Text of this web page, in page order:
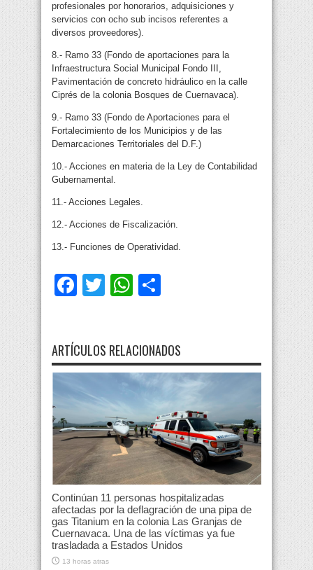
profesionales por honorarios, adquisiciones y
servicios con ocho sub incisos referentes a
diversos proveedores).
8.- Ramo 33 (Fondo de aportaciones para la
Infraestructura Social Municipal Fondo III,
Pavimentación de concreto hidráulico en la calle
Ciprés de la colonia Bosques de Cuernavaca).
9.- Ramo 33 (Fondo de Aportaciones para el
Fortalecimiento de los Municipios y de las
Demarcaciones Territoriales del D.F.)
10.- Acciones en materia de la Ley de Contabilidad
Gubernamental.
11.- Acciones Legales.
12.- Acciones de Fiscalización.
13.- Funciones de Operatividad.
Facebook
TwitterWhatsApp
ARTÍCULOS RELACIONADOS
Continúan 11 personas hospitalizadas
afectadas por la deflagración de una pipa de
gas Titanium en la colonia Las Granjas de
Cuernavaca. Una de las víctimas ya fue
trasladada a Estados Unidos
13 horas atras